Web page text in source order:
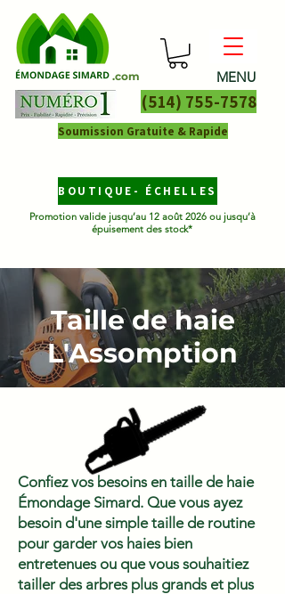
MENU
.com
(514) 755-7578
Soumission Gratuite & Rapide
BOUTIQUE- ÉCHELLES
Promotion valide jusqu’au 12 août 2026 ou jusqu’à
épuisement des stock*
Taille de haie
L'Assomption
Confiez vos besoins en taille de haie
Émondage Simard. Que vous ayez
besoin d'une simple taille de routine
pour garder vos haies bien
entretenues ou que vous souhaitiez
tailler des arbres plus grands et plus